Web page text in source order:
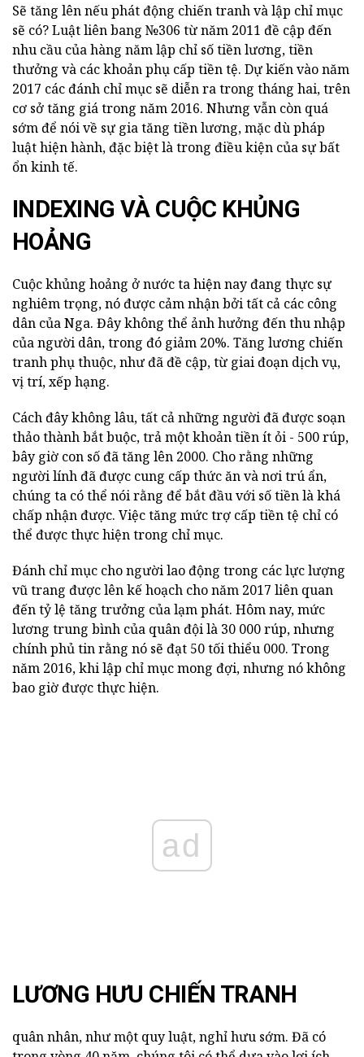
Sẽ tăng lên nếu phát động chiến tranh và lập chỉ mục
sẽ có? Luật liên bang №306 từ năm 2011 đề cập đến
nhu cầu của hàng năm lập chỉ số tiền lương, tiền
thưởng và các khoản phụ cấp tiền tệ. Dự kiến vào năm
2017 các đánh chỉ mục sẽ diễn ra trong tháng hai, trên
cơ sở tăng giá trong năm 2016. Nhưng vẫn còn quá
sớm để nói về sự gia tăng tiền lương, mặc dù pháp
luật hiện hành, đặc biệt là trong điều kiện của sự bất
ổn kinh tế.
INDEXING VÀ CUỘC KHỦNG
HOẢNG
Cuộc khủng hoảng ở nước ta hiện nay đang thực sự
nghiêm trọng, nó được cảm nhận bởi tất cả các công
dân của Nga. Đây không thể ảnh hưởng đến thu nhập
của người dân, trong đó giảm 20%. Tăng lương chiến
tranh phụ thuộc, như đã đề cập, từ giai đoạn dịch vụ,
vị trí, xếp hạng.
Cách đây không lâu, tất cả những người đã được soạn
thảo thành bắt buộc, trả một khoản tiền ít ỏi - 500 rúp,
bây giờ con số đã tăng lên 2000. Cho rằng những
người lính đã được cung cấp thức ăn và nơi trú ẩn,
chúng ta có thể nói rằng để bắt đầu với số tiền là khá
chấp nhận được. Việc tăng mức trợ cấp tiền tệ chỉ có
thể được thực hiện trong chỉ mục.
Đánh chỉ mục cho người lao động trong các lực lượng
vũ trang được lên kế hoạch cho năm 2017 liên quan
đến tỷ lệ tăng trưởng của lạm phát. Hôm nay, mức
lương trung bình của quân đội là 30 000 rúp, nhưng
chính phủ tin rằng nó sẽ đạt 50 tối thiểu 000. Trong
năm 2016, khi lập chỉ mục mong đợi, nhưng nó không
bao giờ được thực hiện.
ad
LƯƠNG HƯU CHIẾN TRANH
quân nhân, như một quy luật, nghỉ hưu sớm. Đã có